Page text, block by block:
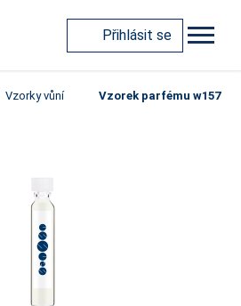
Přihlásit se
Vzorky vůní Vzorek parfému w157